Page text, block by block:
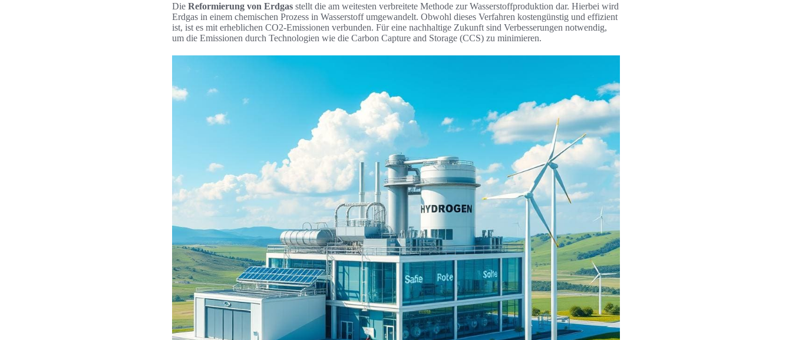
Die Reformierung von Erdgas stellt die am weitesten verbreitete Methode zur Wasserstoffproduktion dar. Hierbei wird
Erdgas in einem chemischen Prozess in Wasserstoff umgewandelt. Obwohl dieses Verfahren kostengünstig und effizient
ist, ist es mit erheblichen CO2-Emissionen verbunden. Für eine nachhaltige Zukunft sind Verbesserungen notwendig,
um die Emissionen durch Technologien wie die Carbon Capture and Storage (CCS) zu minimieren.